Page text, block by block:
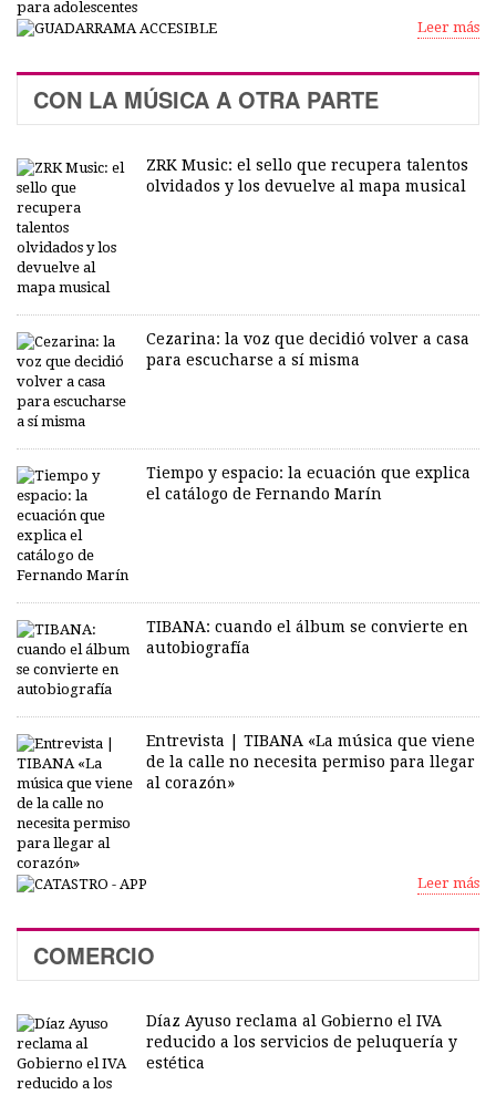
Leer más
CON LA MÚSICA A OTRA PARTE
ZRK Music: el sello que recupera talentos
olvidados y los devuelve al mapa musical
Cezarina: la voz que decidió volver a casa
para escucharse a sí misma
Tiempo y espacio: la ecuación que explica
el catálogo de Fernando Marín
TIBANA: cuando el álbum se convierte en
autobiografía
Entrevista | TIBANA «La música que viene
de la calle no necesita permiso para llegar
al corazón»
Leer más
COMERCIO
Díaz Ayuso reclama al Gobierno el IVA
reducido a los servicios de peluquería y
estética